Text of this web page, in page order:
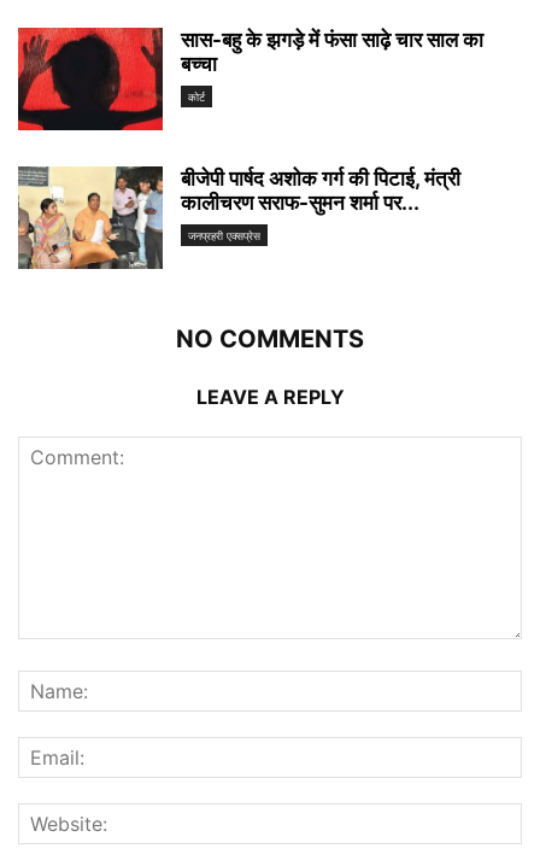
सास-बहु के झगड़े में फंसा साढ़े चार साल का
बच्चा
कोर्ट
बीजेपी पार्षद अशोक गर्ग की पिटाई, मंत्री
कालीचरण सराफ-सुमन शर्मा पर...
जनप्रहरी एक्सप्रेस
NO COMMENTS
LEAVE A REPLY